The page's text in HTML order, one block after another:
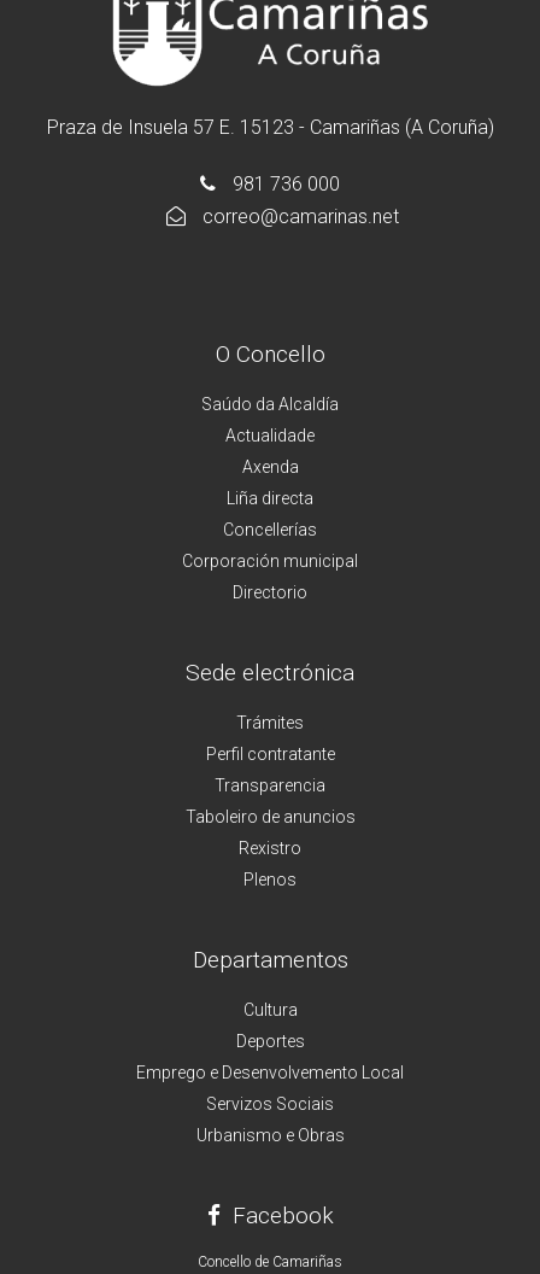
Praza de Insuela 57 E. 15123 - Camariñas (A Coruña)
981 736 000
correo@camarinas.net
O Concello
Saúdo da Alcaldía
Actualidade
Axenda
Liña directa
Concellerías
Corporación municipal
Directorio
Sede electrónica
Trámites
Perfil contratante
Transparencia
Taboleiro de anuncios
Rexistro
Plenos
Departamentos
Cultura
Deportes
Emprego e Desenvolvemento Local
Servizos Sociais
Urbanismo e Obras
Facebook
Concello de Camariñas